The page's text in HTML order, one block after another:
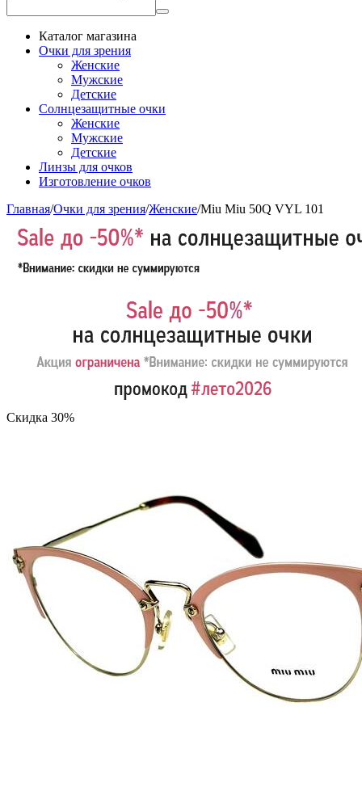
Каталог магазина
Очки для зрения
Женские
Мужские
Детские
Солнцезащитные очки
Женские
Мужские
Детские
Линзы для очков
Изготовление очков
Главная/Очки для зрения/Женские/Miu Miu 50Q VYL 101
Скидка 30%